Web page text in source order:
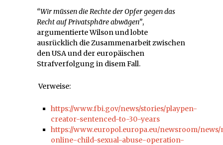
“Wir müssen die Rechte der Opfer gegen das
Recht auf Privatsphäre abwägen”,
argumentierte Wilson und lobte
ausrücklich die Zusammenarbeit zwischen
den USA und der europäischen
Strafverfolgung in disem Fall.
Verweise:
https://www.fbi.gov/news/stories/playpen-
creator-sentenced-to-30-years
https://www.europol.europa.eu/newsroom/
online-child-sexual-abuse-operation-